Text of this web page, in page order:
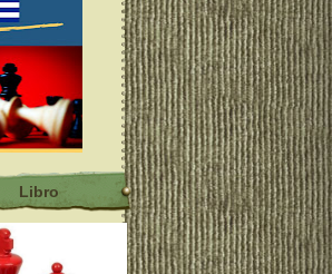
Libro